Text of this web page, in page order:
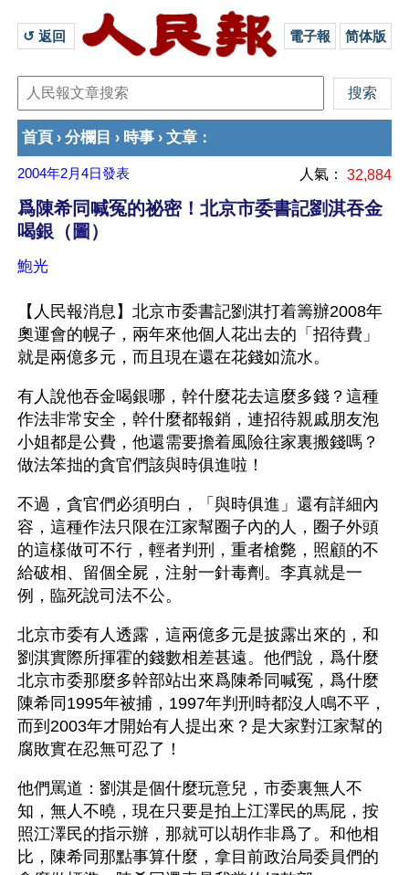
↺ 返回 電子報 简体版
首頁 › 分欄目 › 時事 › 文章 ：
2004年2月4日發表 人氣： 32,884
爲陳希同喊冤的祕密！北京市委書記劉淇吞金
喝銀（圖）
鮑光
【人民報消息】北京市委書記劉淇打着籌辦2008年
奧運會的幌子，兩年來他個人花出去的「招待費」
就是兩億多元，而且現在還在花錢如流水。
有人說他吞金喝銀哪，幹什麼花去這麼多錢？這種
作法非常安全，幹什麼都報銷，連招待親戚朋友泡
小姐都是公費，他還需要擔着風險往家裏搬錢嗎？
做法笨拙的貪官們該與時俱進啦！
不過，貪官們必須明白，「與時俱進」還有詳細內
容，這種作法只限在江家幫圈子內的人，圈子外頭
的這樣做可不行，輕者判刑，重者槍斃，照顧的不
給破相、留個全屍，注射一針毒劑。李真就是一
例，臨死說司法不公。
北京市委有人透露，這兩億多元是披露出來的，和
劉淇實際所揮霍的錢數相差甚遠。他們說，爲什麼
北京市委那麼多幹部站出來爲陳希同喊冤，爲什麼
陳希同1995年被捕，1997年判刑時都沒人鳴不平，
而到2003年才開始有人提出來？是大家對江家幫的
腐敗實在忍無可忍了！
他們罵道：劉淇是個什麼玩意兒，市委裏無人不
知，無人不曉，現在只要是拍上江澤民的馬屁，按
照江澤民的指示辦，那就可以胡作非爲了。和他相
比，陳希同那點事算什麼，拿目前政治局委員們的